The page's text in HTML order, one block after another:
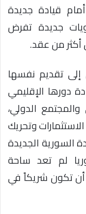
قيادة جديدة
جديدة تفرض
أكثر من عقد.
تقديم نفسها
دورها الإقليمي
والمجتمع الدولي،
وتحريك
السورية الجديدة
لم تعد ساحة
أن تكون شريكاً في